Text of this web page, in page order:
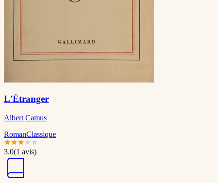
L'Étranger
Albert Camus
RomanClassique
3.0(1 avis)